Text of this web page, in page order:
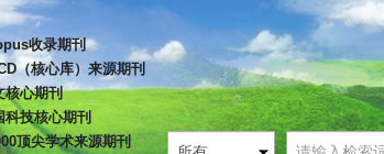
收录期刊
（核心库）来源期刊
核心期刊
科技核心期刊
顶尖学术来源期刊